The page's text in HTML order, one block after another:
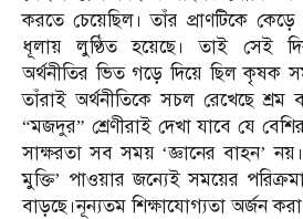
করতে চেয়েছিল। তাঁর প্রাণটিকে
ধূলায় লুণ্ঠিত হয়েছে। তাই সেই
অর্থনীতির ভিত গড়ে দিয়ে ছিল কৃষক
তাঁরাই অর্থনীতিকে সচল রেখেছে শ্রম
“মজদুর” শ্রেণীরাই দেখা যাবে যে
সাক্ষরতা সব সময় ‘জ্ঞানের বাহন’
মুক্তি’ পাওয়ার জন্যেই সময়ের
বাড়ছে।নূন্যতম শিক্ষাযোগ্যতা অর্জন